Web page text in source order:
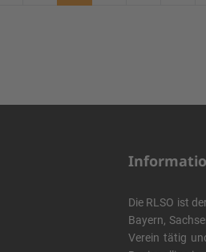
Die RLSO ist
Bayern,
Verein tätig